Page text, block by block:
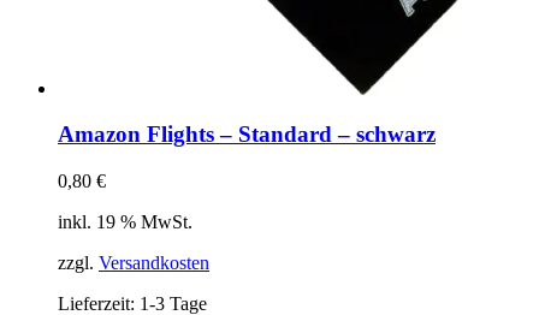
Amazon Flights – Standard – schwarz
0,80 €
inkl. 19 % MwSt.
zzgl. Versandkosten
Lieferzeit: 1-3 Tage